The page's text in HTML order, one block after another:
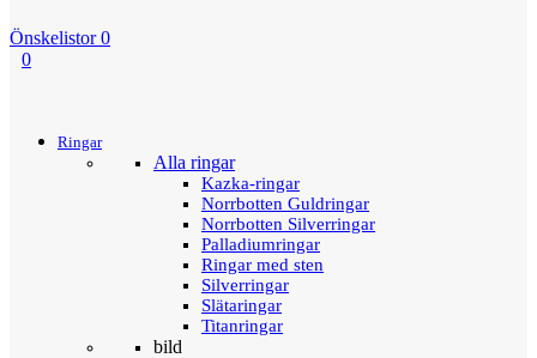
Önskelistor 0
0
Ringar
Alla ringar
Kazka-ringar
Norrbotten Guldringar
Norrbotten Silverringar
Palladiumringar
Ringar med sten
Silverringar
Slätaringar
Titanringar
bild